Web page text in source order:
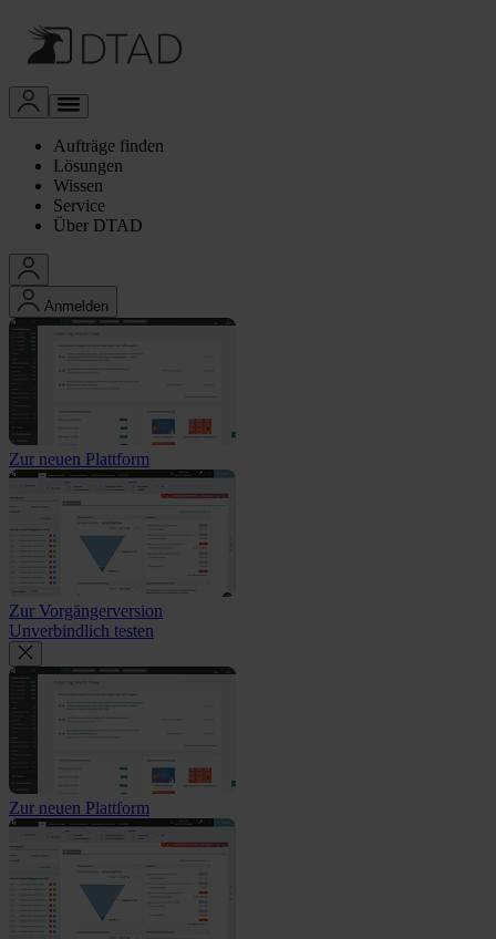
Aufträge finden
Lösungen
Wissen
Service
Über DTAD
Anmelden
Zur neuen Plattform
Zur Vorgängerversion
Unverbindlich testen
Zur neuen Plattform